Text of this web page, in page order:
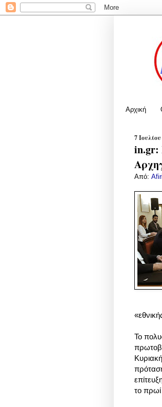
Αρχική
7
in.gr:
Από:
Το
το